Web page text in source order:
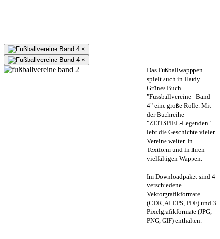
×
×
Das Fußballwapppen
spielt auch in Hardy
Grünes Buch
"Fussballvereine - Band
4" eine große Rolle. Mit
der Buchreihe
"ZEITSPIEL-Legenden"
lebt die Geschichte vieler
Vereine weiter. In
Textform und in ihren
vielfältigen Wappen.
Im Downloadpaket sind 4
verschiedene
Vektorgrafikformate
(CDR, AI EPS, PDF) und 3
Pixelgrafikformate (JPG,
PNG, GIF) enthalten.